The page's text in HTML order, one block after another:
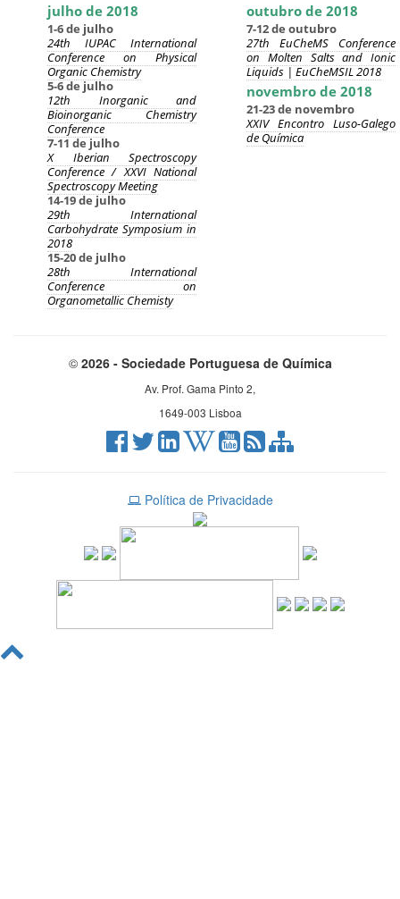
julho de 2018
1-6 de julho
24th IUPAC International
Conference on Physical
Organic Chemistry
5-6 de julho
12th Inorganic and
Bioinorganic Chemistry
Conference
7-11 de julho
X Iberian Spectroscopy
Conference / XXVI National
Spectroscopy Meeting
14-19 de julho
29th International
Carbohydrate Symposium in
2018
15-20 de julho
28th International
Conference on
Organometallic Chemisty
outubro de 2018
7-12 de outubro
27th EuCheMS Conference
on Molten Salts and Ionic
Liquids | EuCheMSIL 2018
novembro de 2018
21-23 de novembro
XXIV Encontro Luso-Galego
de Química
© 2026 - Sociedade Portuguesa de Química
Av. Prof. Gama Pinto 2,
1649-003 Lisboa
Política de Privacidade